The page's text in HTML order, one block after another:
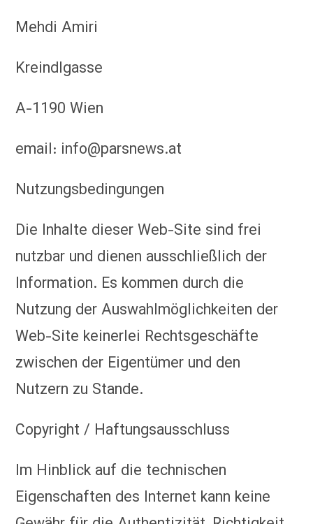
Mehdi Amiri
Kreindlgasse
A-1190 Wien
email: info@parsnews.at
Nutzungsbedingungen
Die Inhalte dieser Web-Site sind frei
nutzbar und dienen ausschließlich der
Information. Es kommen durch die
Nutzung der Auswahlmöglichkeiten der
Web-Site keinerlei Rechtsgeschäfte
zwischen der Eigentümer und den
Nutzern zu Stande.
Copyright / Haftungsausschluss
Im Hinblick auf die technischen
Eigenschaften des Internet kann keine